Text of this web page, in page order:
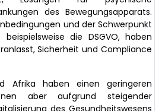
des Bewegungsapparats.
und der Schwerpunkt
die DSGVO, haben
Sicherheit und Compliance
Afrika haben einen geringeren
aber aufgrund steigender
des Gesundheitswesens